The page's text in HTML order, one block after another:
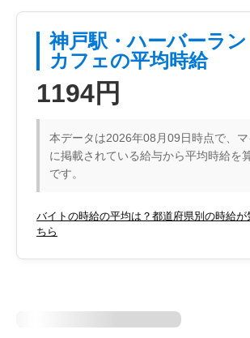
神戸駅・ハーバーラ
カフェの平均時給
1194円
本データは2026年08月09日時点で、マ
に掲載されている給与から平均時給を
です。
バイトの時給の平均は？都道府県別の時給が
ちら